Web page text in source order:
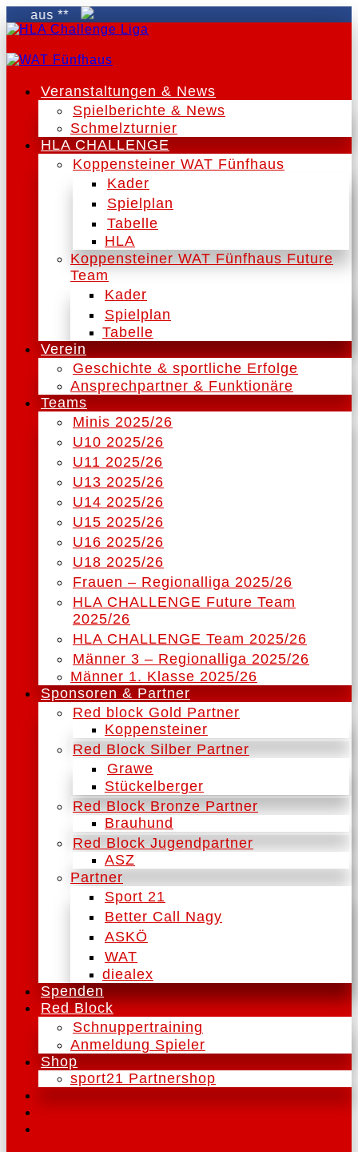
**
Veranstaltungen & News
Spielberichte & News
Schmelzturnier
HLA CHALLENGE
Koppensteiner WAT Fünfhaus
Kader
Spielplan
Tabelle
HLA
Koppensteiner WAT Fünfhaus Future
Team
Kader
Spielplan
Tabelle
Verein
Geschichte & sportliche Erfolge
Ansprechpartner & Funktionäre
Teams
Minis 2025/26
U10 2025/26
U11 2025/26
U13 2025/26
U14 2025/26
U15 2025/26
U16 2025/26
U18 2025/26
Frauen – Regionalliga 2025/26
HLA CHALLENGE Future Team
2025/26
HLA CHALLENGE Team 2025/26
Männer 3 – Regionalliga 2025/26
Männer 1. Klasse 2025/26
Sponsoren & Partner
Red block Gold Partner
Koppensteiner
Red Block Silber Partner
Grawe
Stückelberger
Red Block Bronze Partner
Brauhund
Red Block Jugendpartner
ASZ
Partner
Sport 21
Better Call Nagy
ASKÖ
WAT
diealex
Spenden
Red Block
Schnuppertraining
Anmeldung Spieler
Shop
sport21 Partnershop